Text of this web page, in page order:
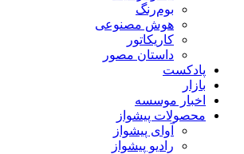
بوم‌رنگ
هوش مصنوعی
کاریکاتور
داستان مصور
پادکست
بازار
اخبار موسسه
محصولات پیشواز
آوای پیشواز
رادیو پیشواز